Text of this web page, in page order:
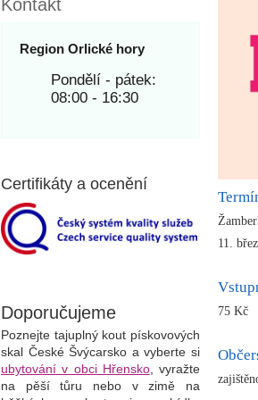
11.
75 Kč
Kontakt
Region Orlické hory
Pondělí - pátek:
08:00 - 16:30
Certifikáty a ocenění
Doporučujeme
Poznejte tajuplný kout pískovových
skal České Švýcarsko a vyberte si
ubytování v obci Hřensko, vyražte
na pěší tůru nebo v zimě na